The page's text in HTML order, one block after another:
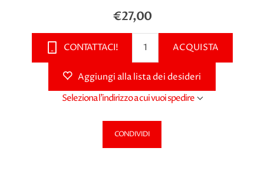
€27,00
CONTATTACI! ACQUISTA
Aggiungi alla lista dei desideri
Seleziona l'indirizzo a cui vuoi spedire
CONDIVIDI